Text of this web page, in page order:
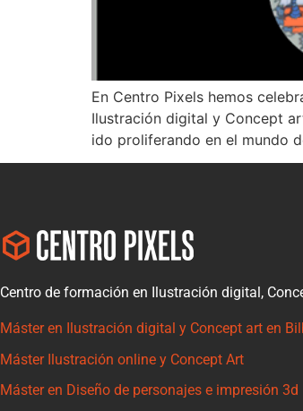
En Centro Pixels hemos
Ilustración digital y Concept
ido proliferando en el mundo
Centro de formación en Ilustración digital,
Máster en Ilustración digital y Concept art en
Máster Ilustración online y Concept Art
Máster en Diseño de personajes e impresión 3d